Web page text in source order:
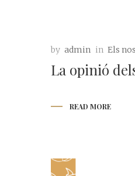
by admin in Els
La opinió
READ MORE